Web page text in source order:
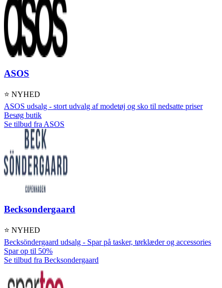
ASOS
⭐ NYHED
ASOS udsalg - stort udvalg af modetøj og sko til nedsatte priser
Besøg butik
Se tilbud fra ASOS
Becksondergaard
⭐ NYHED
Becksöndergaard udsalg - Spar på tasker, tørklæder og accessories
Spar op til 50%
Se tilbud fra Becksondergaard